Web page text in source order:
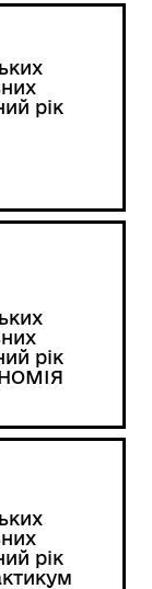
рік
рік
рік